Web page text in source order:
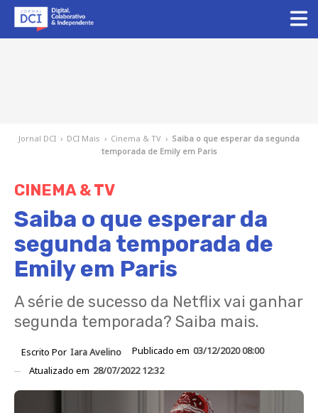
Jornal DCI › DCI Mais › Cinema & TV › Saiba o que esperar da segunda
temporada de Emily em Paris
CINEMA & TV
Saiba o que esperar da
segunda temporada de
Emily em Paris
A série de sucesso da Netflix vai ganhar
segunda temporada? Saiba mais.
Escrito Por Iara Avelino Publicado em 03/12/2020 08:00
Atualizado em 28/07/2022 12:32